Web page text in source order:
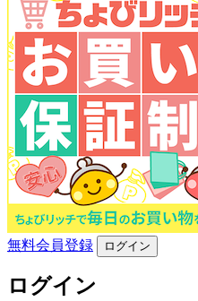
無料会員登録 ログイン
ログイン